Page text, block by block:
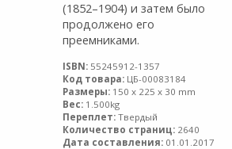
(1852–1904) и затем было
продолжено его
преемниками.
ISBN: 55245912-1357
Код товара: ЦБ-00083184
Размеры: 150 x 225 x 30 mm
Вес: 1.500kg
Переплет: Твердый
Количество страниц: 2640
Дата составления: 01.01.2017